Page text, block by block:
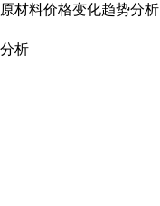
材料价格变化趋势分析
析